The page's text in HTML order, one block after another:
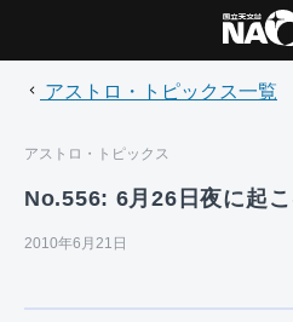
アストロ・トピックス一覧
アストロ・トピックス
No.556: 6月26日夜に起
2010年6月21日